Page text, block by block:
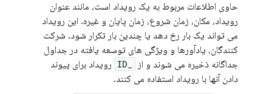
حاوی اطلاعات مربوط به یک رویداد است، مانند عنوان
رویداد، مکان، زمان شروع، زمان پایان و غیره. این رویداد
می تواند یک بار رخ دهد یا چندین بار تکرار شود. شرکت
کنندگان، یادآورها و ویژگی های توسعه یافته در جداول
جداگانه ذخیره می شوند و از
رویداد برای پیوند
دادن آنها با رویداد استفاده می کنند.